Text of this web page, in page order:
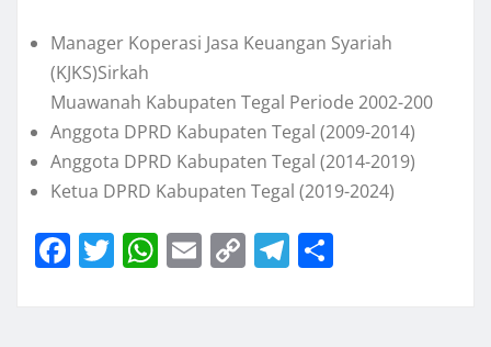
Manager Koperasi Jasa Keuangan Syariah
(KJKS)Sirkah
Muawanah Kabupaten Tegal Periode 2002-200
Anggota DPRD Kabupaten Tegal (2009-2014)
Anggota DPRD Kabupaten Tegal (2014-2019)
Ketua DPRD Kabupaten Tegal (2019-2024)
F T W E C T